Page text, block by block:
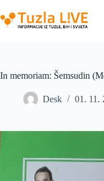
to
content
In memoriam: Šemsudin
Desk 01. 11.